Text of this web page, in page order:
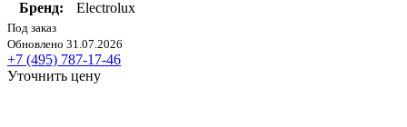
Бренд:
Electrolux
Под заказ
Обновлено 31.07.2026
+7 (495) 787-17-46
Уточнить цену